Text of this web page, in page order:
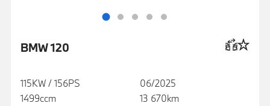
BMW 120
115KW / 156PS
1499ccm
06/2025
13 670km